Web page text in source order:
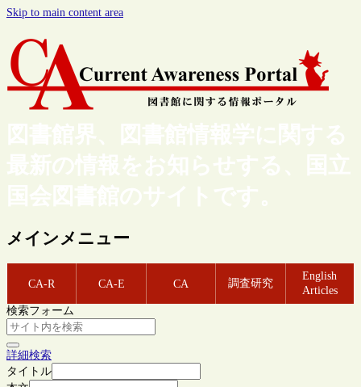
Skip to main content area
図書館界、図書館情報学に関する
最新の情報をお知らせする、国立
国会図書館のサイトです。
メインメニュー
CA-R CA-E CA 調査研究
English
Articles
検索フォーム
詳細検索
タイトル